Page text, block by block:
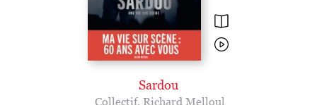
Sardou
Collectif, Richard Melloul